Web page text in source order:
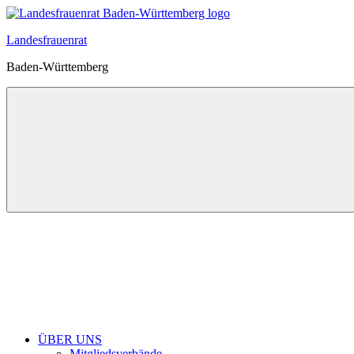
Zum
springen
Landesfrauenrat
Baden-Württemberg
ÜBER UNS